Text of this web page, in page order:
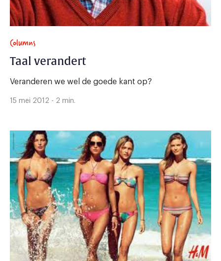
Columns
Taal verandert
Veranderen we wel de goede kant op?
15 mei 2012 - 2 min.